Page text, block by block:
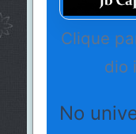
Clique
dio
No